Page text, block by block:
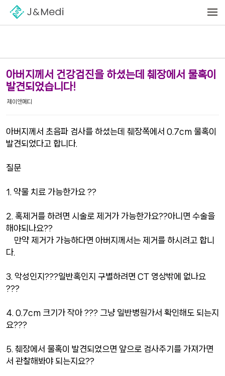
아버지께서 건강검진을 하셨는데 췌장에서 물혹이
발견되었습니다!
제이앤메디
아버지께서 초음파 검사를 하셨는데 췌장쪽에서 0.7cm 물혹이
발견되었다고 합니다.
질문
1. 약물 치료 가능한가요 ??
2. 혹제거를 하려면 시술로 제거가 가능한가요??아니면 수술을
해야되나요??
만약 제거가 가능하다면 아버지께서는 제거를 하시려고 합니
다.
3. 악성인지???일반혹인지 구별하려면 CT 영상밖에 없나요
???
4. 0.7cm 크기가 작아 ??? 그냥 일반병원가서 확인해도 되는지
요???
5. 췌장에서 물혹이 발견되었으면 앞으로 검사주기를 가져가면
서 관찰해봐야 되는지요??